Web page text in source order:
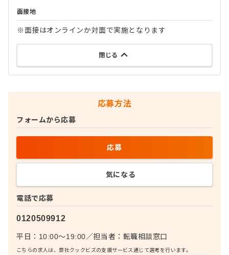
面接地
※面接はオンラインか対面で実施となります
閉じる
応募方法
電話で応募
0120509912
平日：10:00〜19:00／担当者： 転職相談窓口
こちらの求人は、弊社クックビズの支援サービス通じて選考を行います。
フォームから応募
応募
気になる